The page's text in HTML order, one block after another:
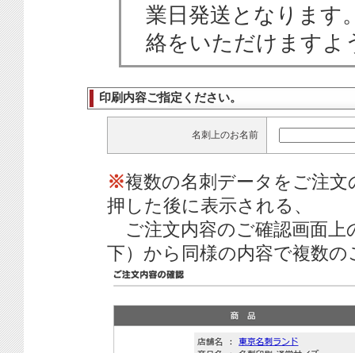
業日発送となります
絡をいただけますよ
印刷内容ご指定ください。
名刺上のお名前
※複数の名刺データをご注
押した後に表示される、
ご注文内容のご確認画面上
下）から同様の内容で複数